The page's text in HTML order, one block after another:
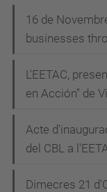
16 de
businesses
L'EETAC,
en Acción" de
Acte
del CBL a
Dimecres 21